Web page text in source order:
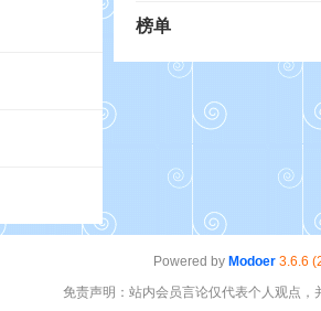
榜单
Powered by Modoer 3.6.6
免责声明：站内会员言论仅代表个人观点